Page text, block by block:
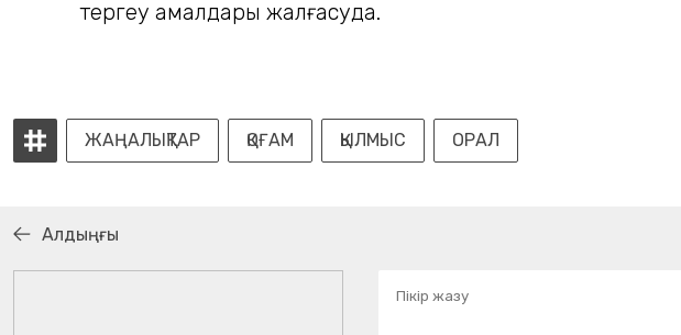
тергеу амалдары жалғасуда.
ЖАҢАЛЫҚТАР ҚОҒАМ ҚЫЛМЫС ОРАЛ
Алдыңғы